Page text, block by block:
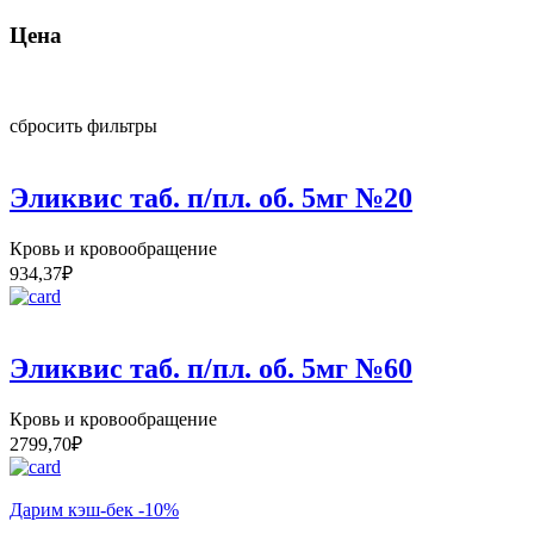
Цена
сбросить фильтры
Эликвис таб. п/пл. об. 5мг №20
Кровь и кровообращение
934,37₽
Эликвис таб. п/пл. об. 5мг №60
Кровь и кровообращение
2799,70₽
Дарим кэш-бек -10%